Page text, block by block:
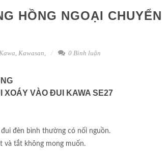
HỒNG NGOẠI CHUYỂN
, Kawasan, 0 Bình luận
VÀO ĐUI KAWA SE27
đèn bình thường có nối nguồn.
và tắt không mong muốn.